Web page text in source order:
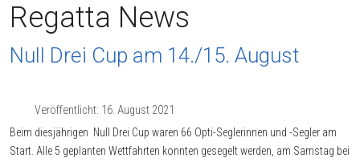
Regatta News
Null Drei Cup am 14./15. August
Veröffentlicht: 16. August 2021
Beim diesjährigen Null Drei Cup waren 66 Opti-Seglerinnen und -Segler am
Start. Alle 5 geplanten Wettfahrten konnten gesegelt werden, am Samstag bei